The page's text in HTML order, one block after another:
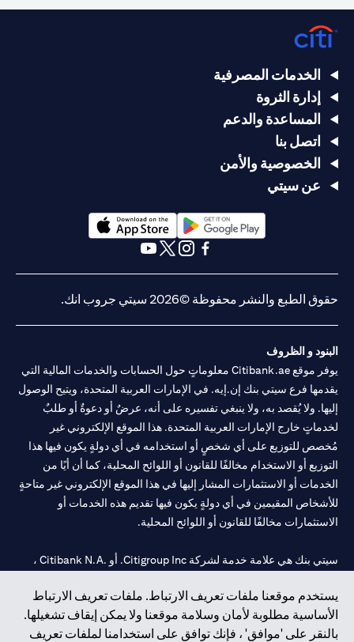
يستخدم موقعنا ملفات تعريف الارتباط. ملفات تعريف الارتباط
الأساسية مطلوبة لأمان وسلامة موقعنا ولا يمكن إيقاف تشغيلها.
بالنقر على 'موافق' ، فإنك توافق على استخدامنا لملفات تعريف
الخدمات المصرفية
إدارة الثروة
المساعدة والدعم
اتصل بنا
الخصوصية والأمن
عن سيتي
(opens in a new tab)
حقوق الطبع والنشر محفوظة ©2026 سيتي جروب انك.
البنود و الظروف
يوفر موقع Citibank.ae معلوماتٍ حول الحسابات والخدمات المالية التي
يقدمها فرع سيتي بنك إن.إيه. في الإمارات العربية المتحدة، ويتيح الوصول
إليها. ولا يُقصد به، ولا ينبغي تفسيره على أنه، عرضٌ أو دعوةٌ أو طلبٌ
لخدماتٍ خارج الإمارات العربية المتحدة. هذا الموقع الإلكتروني غير
مُخصص للتوزيع على أي شخصٍ أو استخدامه في أي دولةٍ يكون فيها هذا
التوزيع أو الاستخدام مخالفًا للقانون أو اللوائح المحلية، كما أن أيًا من
الخدمات أو الاستثمارات المشار إليها في هذا الموقع الإلكتروني غير متاحةٍ
للأشخاص المقيمين في أي دولةٍ يكون فيها تقديم هذه الخدمات أو
الاستثمارات مخالفًا للقانون أو اللوائح المحلية.
سيتي بنك هي علامة خدمة لشركة Citigroup Inc. أو .Citibank N.A ،
سيتي بنك إن. إيه. الإمارات مسجل لدى مصرف الإمارات المركزي تحت
أرقام التراخيص 202563 لفرع الوصل في دبي، 531989 لفرع مول